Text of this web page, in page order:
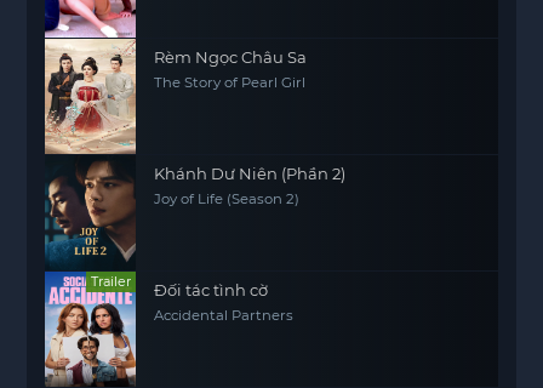
Rèm Ngọc Châu Sa
The Story of Pearl Girl
Khánh Dư Niên (Phần 2)
Joy of Life (Season 2)
Trailer Đối tác tình cờ
Accidental Partners